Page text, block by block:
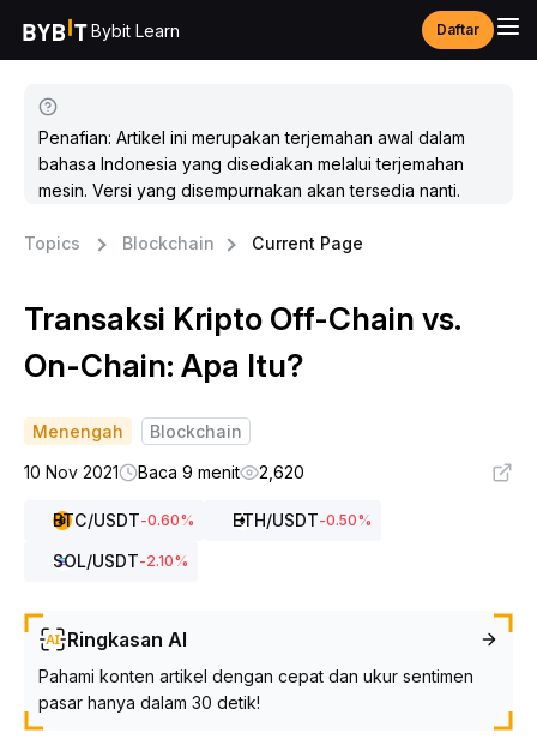
Bybit Learn Daftar
Penafian: Artikel ini merupakan terjemahan awal dalam
bahasa Indonesia yang disediakan melalui terjemahan
mesin. Versi yang disempurnakan akan tersedia nanti.
Topics Blockchain Current Page
Transaksi Kripto Off-Chain vs.
On-Chain: Apa Itu?
Menengah
Blockchain
10 Nov 2021
Baca 9 menit 2,620
BTC/USDT-0.60% ETH/USDT-0.50%
SOL/USDT-2.10%
Ringkasan AI
Pahami konten artikel dengan cepat dan ukur sentimen
pasar hanya dalam 30 detik!